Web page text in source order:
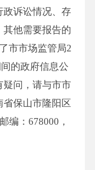
诉讼情况、存
他需要报告的
市市场监管局2
的政府信息公
疑问，请与市市
保山市隆阳区
编：678000，